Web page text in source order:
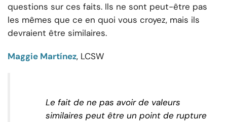
questions sur ces faits. Ils ne sont peut-être pas
les mêmes que ce en quoi vous croyez, mais ils
devraient être similaires.
Maggie Martínez, LCSW
Le fait de ne pas avoir de valeurs
similaires peut être un point de rupture